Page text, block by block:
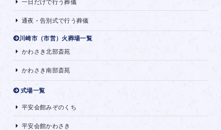
一日だけで行う葬儀
通夜・告別式で行う葬儀
川崎市（市営）火葬場一覧
かわさき北部斎苑
かわさき南部斎苑
式場一覧
平安会館みぞのくち
平安会館かわさき